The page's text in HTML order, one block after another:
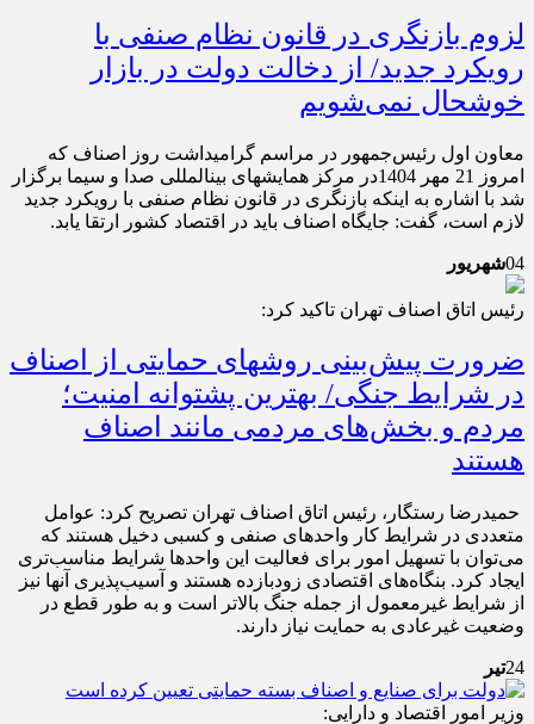
لزوم بازنگری در قانون نظام صنفی با
رویکرد جدید/ از دخالت دولت در بازار
خوشحال نمی‌شویم
معاون اول رئیس‌جمهور در مراسم گرامیداشت روز اصناف که
امروز 21 مهر 1404در مرکز همایش‎های بین‎المللی صدا و سیما برگزار
شد با اشاره به اینکه بازنگری در قانون نظام صنفی با رویکرد جدید
لازم است، گفت: جایگاه اصناف باید در اقتصاد کشور ارتقا یابد.
04شهریور
رئیس اتاق اصناف تهران تاکید کرد:
ضرورت پیش‌بینی روش‎های حمایتی از اصناف
در شرایط جنگی/ بهترین پشتوانه امنیت؛
مردم و بخش‌های مردمی مانند اصناف
هستند
حمیدرضا رستگار، رئیس اتاق اصناف تهران تصریح کرد:‌ عوامل
متعددی در شرایط کار واحدهای صنفی و کسبی دخیل هستند که
می‌توان با تسهیل امور برای فعالیت این واحدها شرایط مناسب‌تری
ایجاد کرد. بنگاه‌های اقتصادی زودبازده هستند و آسیب‌پذیری آنها نیز
از شرایط غیرمعمول از جمله جنگ بالاتر است و به طور قطع در
وضعیت غیرعادی به حمایت نیاز دارند.
24تیر
وزیر امور اقتصاد و دارایی: